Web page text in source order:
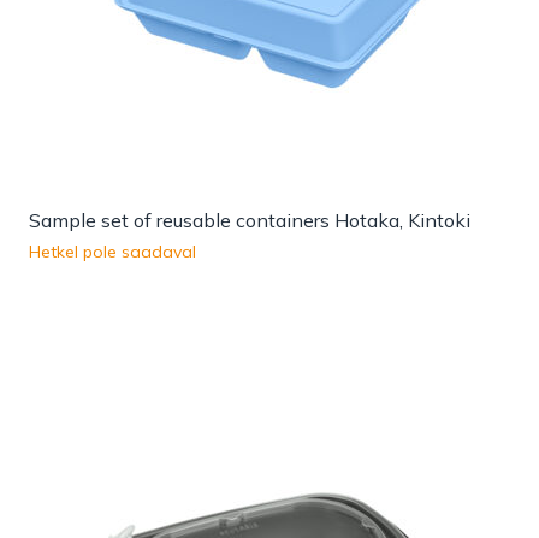
Sample set of reusable containers Hotaka, Kintoki
Hetkel pole saadaval